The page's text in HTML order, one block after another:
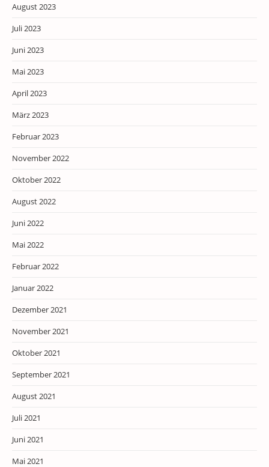
August 2023
Juli 2023
Juni 2023
Mai 2023
April 2023
März 2023
Februar 2023
November 2022
Oktober 2022
August 2022
Juni 2022
Mai 2022
Februar 2022
Januar 2022
Dezember 2021
November 2021
Oktober 2021
September 2021
August 2021
Juli 2021
Juni 2021
Mai 2021